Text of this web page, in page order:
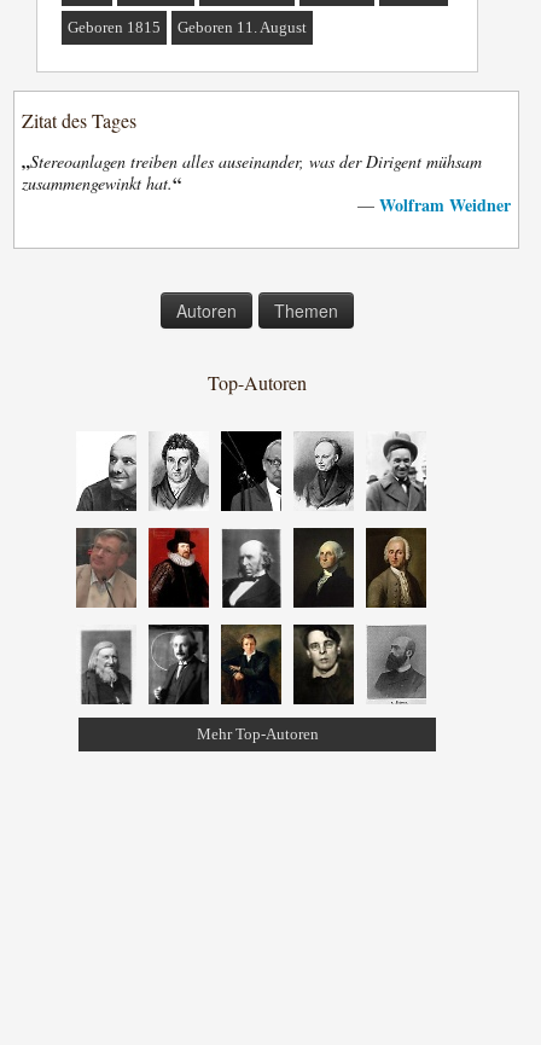
Geboren 1815 Geboren 11. August
Zitat des Tages
„Stereoanlagen treiben alles auseinander, was der Dirigent mühsam
zusammengewinkt hat.“
— Wolfram Weidner
Autoren Themen
Top-Autoren
Mehr Top-Autoren